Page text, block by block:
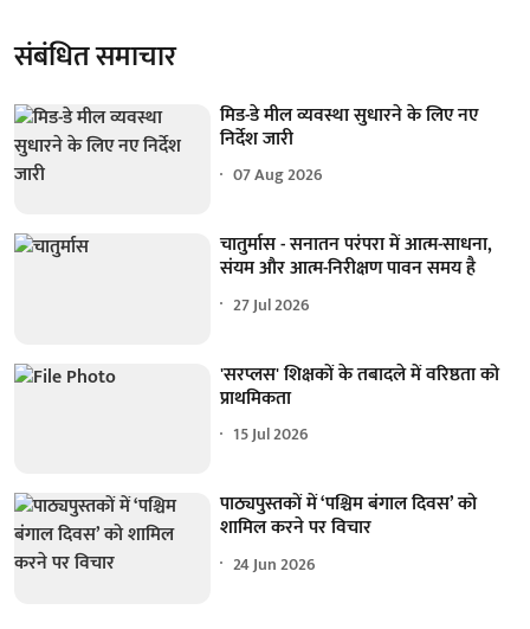
संबंधित समाचार
मिड-डे मील व्यवस्था सुधारने के लिए नए
निर्देश जारी
07 Aug 2026
चातुर्मास - सनातन परंपरा में आत्म-साधना,
संयम और आत्म-निरीक्षण पावन समय है
27 Jul 2026
'सरप्लस' शिक्षकों के तबादले में वरिष्ठता को
प्राथमिकता
15 Jul 2026
पाठ्यपुस्तकों में ‘पश्चिम बंगाल दिवस’ को
शामिल करने पर विचार
24 Jun 2026